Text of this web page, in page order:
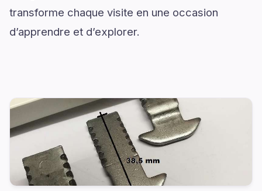
transforme chaque visite en une occasion
d’apprendre et d’explorer.